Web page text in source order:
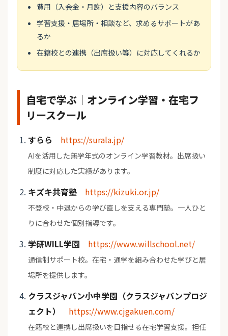
費用（入会金・月謝）と支援内容のバランス
学習支援・居場所・相談など、求めるサポートがあ
るか
在籍校との連携（出席扱い等）に対応してくれるか
自宅で学ぶ｜オンライン学習・在宅フ
リースクール
すらら https://surala.jp/
AIを活用した無学年式のオンライン学習教材。出席扱い
制度に対応した実績があります。
キズキ共育塾 https://kizuki.or.jp/
不登校・中退からの学び直しを支える専門塾。一人ひと
りに合わせた個別指導です。
学研WILL学園 https://www.willschool.net/
通信制サポート校。在宅・通学を組み合わせた学びと居
場所を提供します。
クラスジャパン小中学園（クラスジャパンプロジ
ェクト）
https://www.cjgakuen.com/
在籍校と連携し出席扱いを目指せる在宅学習支援。担任